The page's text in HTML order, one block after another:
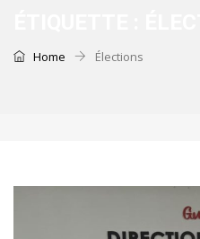
Home Élections